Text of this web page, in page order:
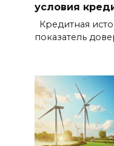
условия
Кредитная
показатель